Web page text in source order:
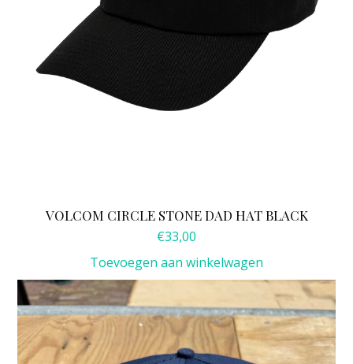
VOLCOM CIRCLE STONE DAD HAT BLACK
€33,00
Toevoegen aan winkelwagen